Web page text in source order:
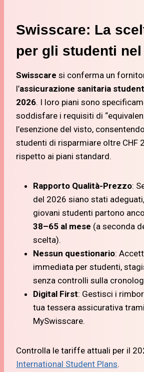
Swisscare: La
per gli studenti nel
Swisscare si conferma un
l’assicurazione sanitaria
2026. I loro piani sono
soddisfare i requisiti di
l’esenzione del visto,
studenti di risparmiare oltre CHF
rispetto ai piani standard.
Rapporto Qualità-Prezzo:
del 2026 siano stati
giovani studenti partono
38–65 al mese (a seconda
scelta).
Nessun questionario:
immediata per studenti,
senza controlli sulla
Digital First: Gestisci i
tua tessera assicurativa
MySwisscare.
Controlla le tariffe attuali per il
International Student Plans.